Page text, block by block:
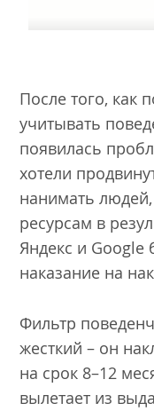
После того, как
учитывать
появилась
хотели
нанимать
ресурсам в
Яндекс и
наказание на
Фильтр
жесткий – он
на срок 8–12
вылетает из